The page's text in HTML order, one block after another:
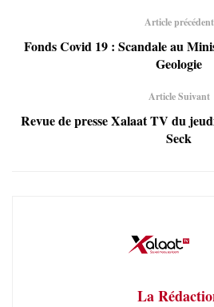
Article précédent
Fonds Covid 19 : Scandale au
Geologie
Article Suivant
Revue de presse Xalaat TV du
Seck
La